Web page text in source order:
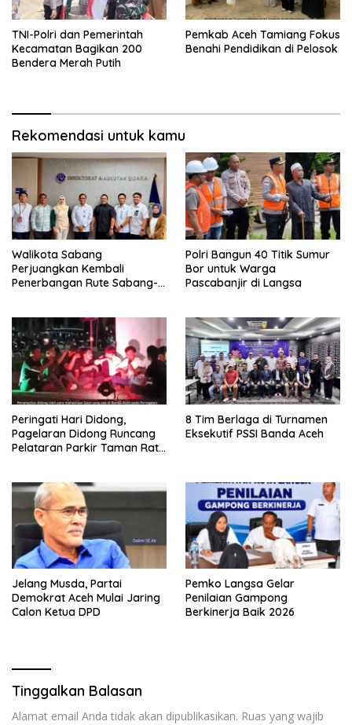
TNI-Polri dan Pemerintah
Kecamatan Bagikan 200
Bendera Merah Putih
Pemkab Aceh Tamiang Fokus
Benahi Pendidikan di Pelosok
Rekomendasi untuk kamu
Walikota Sabang
Perjuangkan Kembali
Penerbangan Rute Sabang-
Polri Bangun 40 Titik Sumur
Bor untuk Warga
Pascabanjir di Langsa
Peringati Hari Didong,
Pagelaran Didong Runcang
Pelataran Parkir Taman Ratu
8 Tim Berlaga di Turnamen
Eksekutif PSSI Banda Aceh
Jelang Musda, Partai
Demokrat Aceh Mulai Jaring
Calon Ketua DPD
Pemko Langsa Gelar
Penilaian Gampong
Berkinerja Baik 2026
Tinggalkan Balasan
Alamat email Anda tidak akan dipublikasikan. Ruas yang wajib